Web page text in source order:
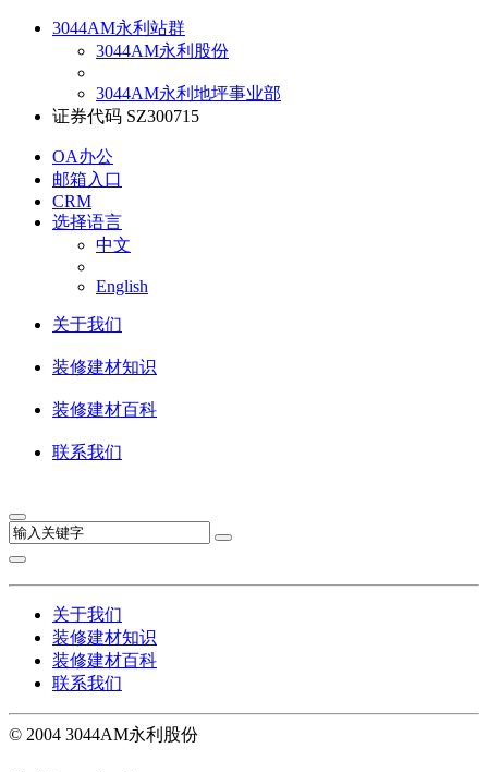
3044AM永利站群
3044AM永利股份
3044AM永利地坪事业部
证券代码 SZ300715
OA办公
邮箱入口
CRM
选择语言
中文
English
关于我们
装修建材知识
装修建材百科
联系我们
关于我们
装修建材知识
装修建材百科
联系我们
© 2004 3044AM永利股份